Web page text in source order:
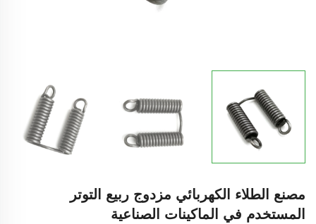
مصنع الطلاء الكهربائي مزدوج ربيع التوتر
المستخدم في الماكينات الصناعية